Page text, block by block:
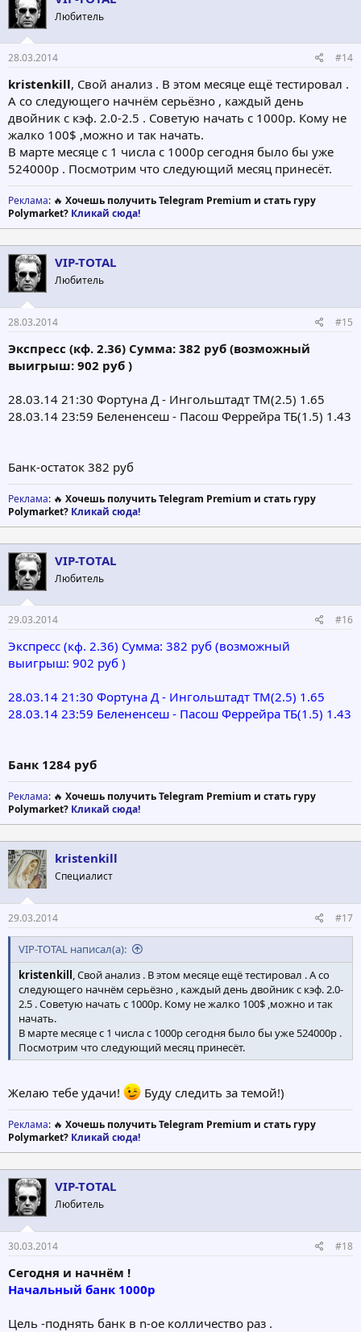
Любитель
28.03.2014 #14
kristenkill, Свой анализ . В этом месяце ещё тестировал .
А со следующего начнём серьёзно , каждый день
двойник с кэф. 2.0-2.5 . Советую начать с 1000р. Кому не
жалко 100$ ,можно и так начать.
В марте месяце с 1 числа с 1000р сегодня было бы уже
524000р . Посмотрим что следующий месяц принесёт.
Реклама: 🔥 Хочешь получить Telegram Premium и стать гуру
Polymarket? Кликай сюда!
VIP-TOTAL
Любитель
28.03.2014 #15
Экспреcс (кф. 2.36) Сумма: 382 руб (возможный
выигрыш: 902 руб )
28.03.14 21:30 Фортуна Д - Ингольштадт ТМ(2.5) 1.65
28.03.14 23:59 Белененсеш - Пасош Феррейра ТБ(1.5) 1.43
Банк-остаток 382 руб
Реклама: 🔥 Хочешь получить Telegram Premium и стать гуру
Polymarket? Кликай сюда!
VIP-TOTAL
Любитель
29.03.2014 #16
Экспреcс (кф. 2.36) Сумма: 382 руб (возможный
выигрыш: 902 руб )
28.03.14 21:30 Фортуна Д - Ингольштадт ТМ(2.5) 1.65
28.03.14 23:59 Белененсеш - Пасош Феррейра ТБ(1.5) 1.43
Банк 1284 руб
Реклама: 🔥 Хочешь получить Telegram Premium и стать гуру
Polymarket? Кликай сюда!
kristenkill
Специалист
29.03.2014 #17
VIP-TOTAL написал(а):
kristenkill, Свой анализ . В этом месяце ещё тестировал . А со
следующего начнём серьёзно , каждый день двойник с кэф. 2.0-
2.5 . Советую начать с 1000р. Кому не жалко 100$ ,можно и так
начать.
В марте месяце с 1 числа с 1000р сегодня было бы уже 524000р .
Посмотрим что следующий месяц принесёт.
Желаю тебе удачи! Буду следить за темой!)
Реклама: 🔥 Хочешь получить Telegram Premium и стать гуру
Polymarket? Кликай сюда!
VIP-TOTAL
Любитель
30.03.2014 #18
Сегодня и начнём !
Начальный банк 1000р
Цель -поднять банк в n-ое колличество раз .